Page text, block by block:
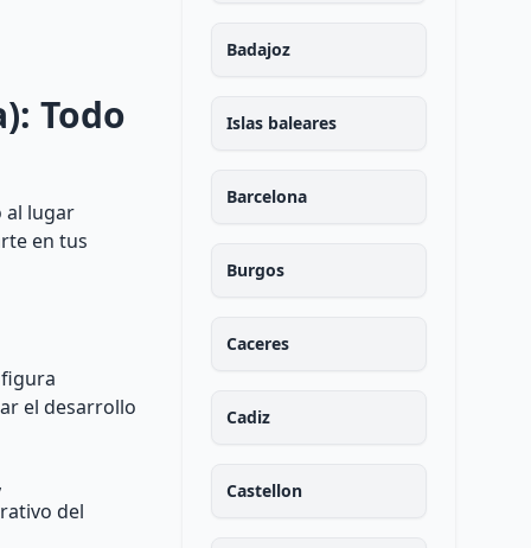
Todo
al lugar
en tus
el desarrollo
del
Badajoz
Islas baleares
Barcelona
Burgos
Caceres
Cadiz
Castellon